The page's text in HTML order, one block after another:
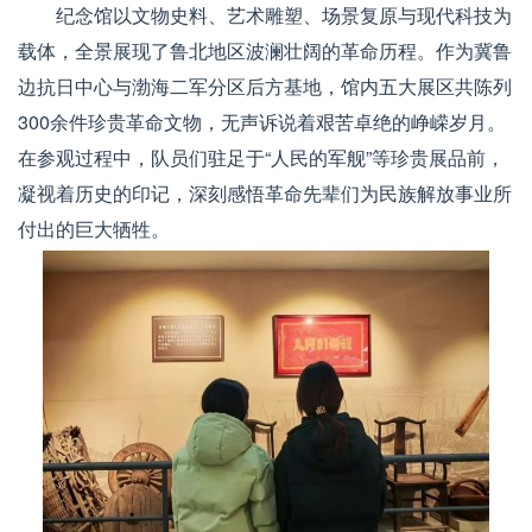
纪念馆以文物史料、艺术雕塑、场景复原与现代科技为
载体，全景展现了鲁北地区波澜壮阔的革命历程。作为冀鲁
边抗日中心与渤海二军分区后方基地，馆内五大展区共陈列
300余件珍贵革命文物，无声诉说着艰苦卓绝的峥嵘岁月。
在参观过程中，队员们驻足于“人民的军舰”等珍贵展品前，
凝视着历史的印记，深刻感悟革命先辈们为民族解放事业所
付出的巨大牺牲。